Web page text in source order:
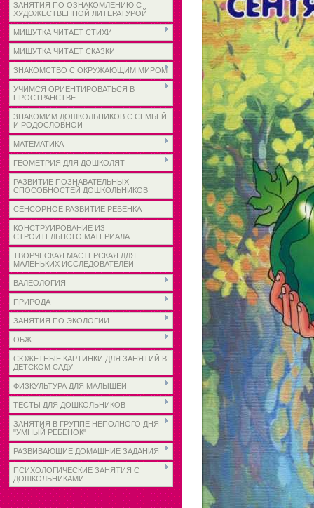
ЗАНЯТИЯ ПО ОЗНАКОМЛЕНИЮ С
ХУДОЖЕСТВЕННОЙ ЛИТЕРАТУРОЙ
МИШУТКА ЧИТАЕТ СТИХИ
МИШУТКА ЧИТАЕТ СКАЗКИ
ЗНАКОМСТВО С ОКРУЖАЮЩИМ МИРОМ
УЧИМСЯ ОРИЕНТИРОВАТЬСЯ В
ПРОСТРАНСТВЕ
ЗНАКОМИМ ДОШКОЛЬНИКОВ С СЕМЬЕЙ
И РОДОСЛОВНОЙ
МАТЕМАТИКА
ГЕОМЕТРИЯ ДЛЯ ДОШКОЛЯТ
РАЗВИТИЕ ПОЗНАВАТЕЛЬНЫХ
СПОСОБНОСТЕЙ ДОШКОЛЬНИКОВ
СЕНСОРНОЕ РАЗВИТИЕ РЕБЕНКА
КОНСТРУИРОВАНИЕ ИЗ
СТРОИТЕЛЬНОГО МАТЕРИАЛА
ТВОРЧЕСКАЯ МАСТЕРСКАЯ ДЛЯ
МАЛЕНЬКИХ ИССЛЕДОВАТЕЛЕЙ
ВАЛЕОЛОГИЯ
ПРИРОДА
ЗАНЯТИЯ ПО ЭКОЛОГИИ
ОБЖ
СЮЖЕТНЫЕ КАРТИНКИ ДЛЯ ЗАНЯТИЙ В
ДЕТСКОМ САДУ
ФИЗКУЛЬТУРА ДЛЯ МАЛЫШЕЙ
ТЕСТЫ ДЛЯ ДОШКОЛЬНИКОВ
ЗАНЯТИЯ В ГРУППЕ НЕПОЛНОГО ДНЯ
"УМНЫЙ РЕБЕНОК"
РАЗВИВАЮЩИЕ ДОМАШНИЕ ЗАДАНИЯ
ПСИХОЛОГИЧЕСКИЕ ЗАНЯТИЯ С
ДОШКОЛЬНИКАМИ